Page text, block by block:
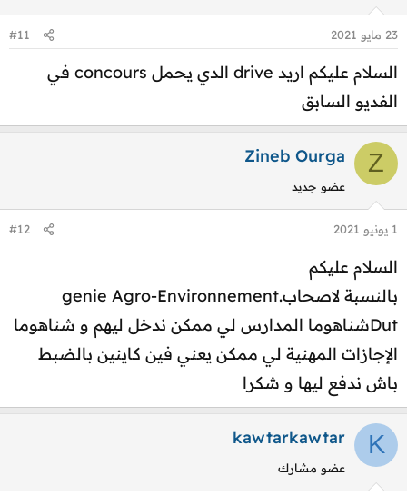
23 مايو 2021 #11
السلام عليكم اريد drive الدي يحمل concours في
الفديو السابق
Z
Zineb Ourga
عضو جديد
1 يونيو 2021 #12
السلام عليكم
بالنسبة لاصحابgenie Agro-Environnement.
Dutشناهوما المدارس لي ممكن ندخل ليهم و شناهوما
الإجازات المهنية لي ممكن يعني فين كاينين بالضبط
باش ندفع ليها و شكرا
K
kawtarkawtar
عضو مشارك